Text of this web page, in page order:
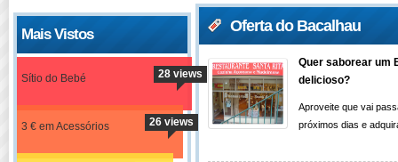
Mais Vistos
Sítio do Bebé 28 views
3 € em Acessórios 26 views
Oferta do Bacalhau
Quer saborear um
delicioso?
Aproveite que vai
próximos dias e